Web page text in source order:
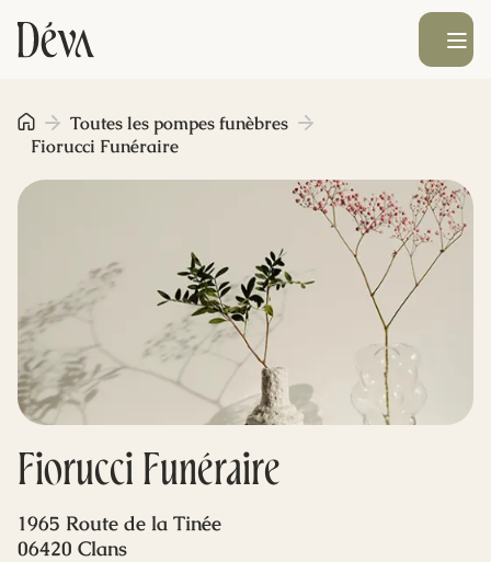
Obsèques
Prévoyance
Monument funéraire
Livraison de fleurs
Blog
Ouvrir le
Fiorucci Funéraire
Toutes les pompes funèbres
Fiorucci Funéraire
1965 Route de la Tinée
06420 Clans